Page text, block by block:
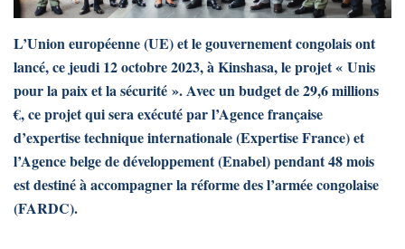
L’Union européenne (UE) et le gouvernement congolais ont
lancé, ce jeudi 12 octobre 2023, à Kinshasa, le projet « Unis
pour la paix et la sécurité ». Avec un budget de 29,6 millions
€, ce projet qui sera exécuté par l’Agence française
d’expertise technique internationale (Expertise France) et
l’Agence belge de développement (Enabel) pendant 48 mois
est destiné à accompagner la réforme des l’armée congolaise
(FARDC).